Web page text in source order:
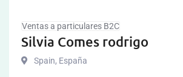
Ventas a particulares B2C
Silvia Comes rodrigo
Spain, España